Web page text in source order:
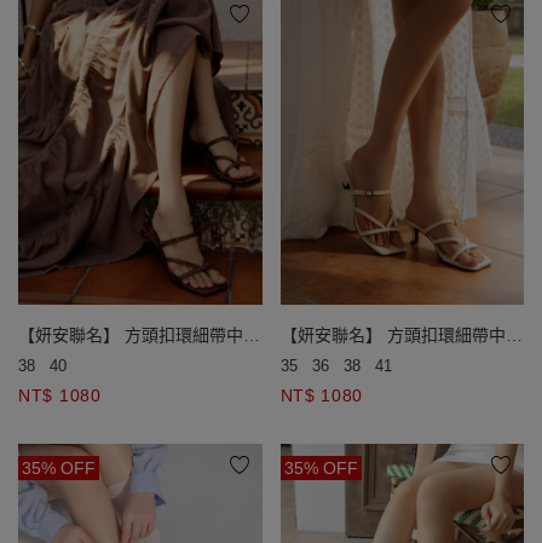
【妍安聯名】 方頭扣環細帶中跟
夾腳涼鞋
38 40
NT$ 1080
【妍安聯名】 方頭扣環細帶中跟
夾腳涼鞋
35 36 38 41
NT$ 1080
35% OFF 35% OFF